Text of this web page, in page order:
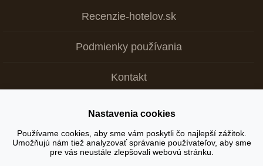
Recenzie-hotelov.sk
Podmienky používania
Kontakt
Copyright © 2026
+ Tvoja recenzia je dôležitá >
Nastavenia cookies
Používame cookies, aby sme vám poskytli čo najlepší zážitok.
Umožňujú nám tiež analyzovať správanie používateľov, aby sme
pre vás neustále zlepšovali webovú stránku.